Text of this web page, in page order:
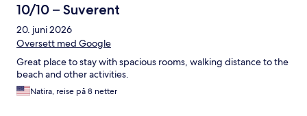
10/10 – Suverent
20. juni 2026
Oversett med Google
Great place to stay with spacious rooms, walking distance to the
beach and other activities.
Natira, reise på 8 netter